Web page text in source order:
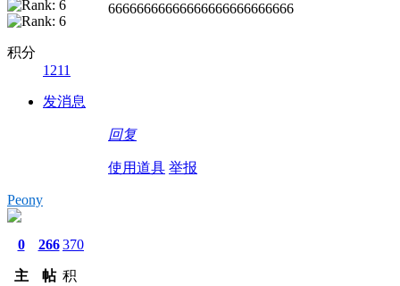
积分
1211
发消息
66666666666666666666666666
回复
使用道具 举报
Peony
0
主
266
帖
370
积